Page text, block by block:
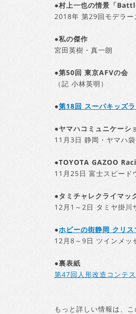
●村上一也の情景「
2018年 第29回モデラー
●私の傑作
宮田英樹・真一朗
●第50回 東京AFVの会
（記 小林英明）
●第18回 スーパキッズ
●ヤマハコミュニケーシ
11月3日 静岡・ヤマハ
●TOYOTA GAZOO
11月25日 富士スピード
●タミチャレクライマッ
12月1～2日 タミヤ掛川
●ホビーの街静岡 クリ
12月8～9日 ツインメッ
●裏表紙
第47回人形改造コンテ
もっと詳しい情報は、